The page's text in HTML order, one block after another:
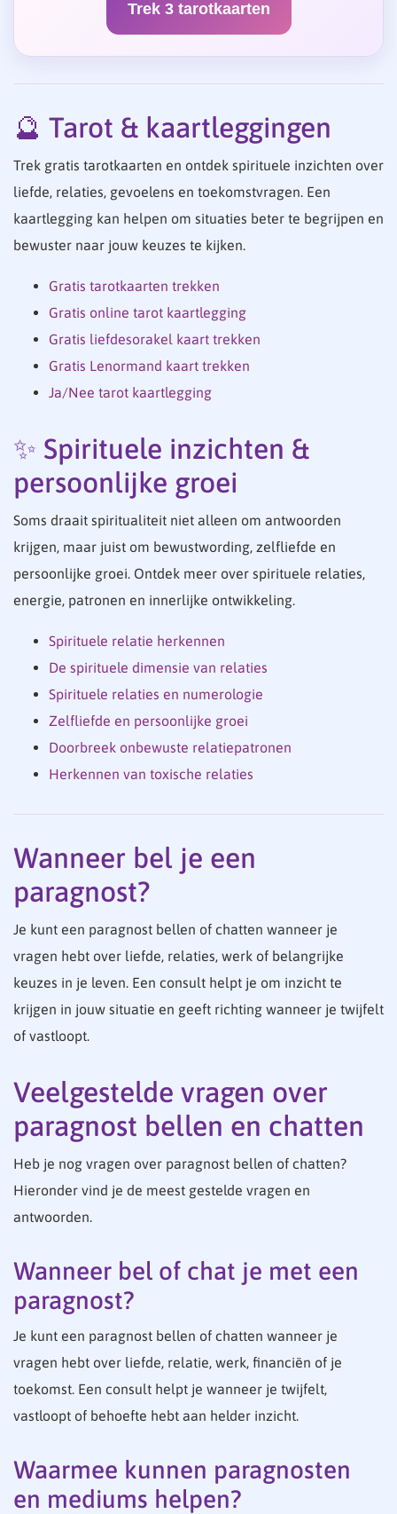
Trek 3 tarotkaarten
🔮 Tarot & kaartleggingen
Trek gratis tarotkaarten en ontdek spirituele inzichten over
liefde, relaties, gevoelens en toekomstvragen. Een
kaartlegging kan helpen om situaties beter te begrijpen en
bewuster naar jouw keuzes te kijken.
Gratis tarotkaarten trekken
Gratis online tarot kaartlegging
Gratis liefdesorakel kaart trekken
Gratis Lenormand kaart trekken
Ja/Nee tarot kaartlegging
✨ Spirituele inzichten &
persoonlijke groei
Soms draait spiritualiteit niet alleen om antwoorden
krijgen, maar juist om bewustwording, zelfliefde en
persoonlijke groei. Ontdek meer over spirituele relaties,
energie, patronen en innerlijke ontwikkeling.
Spirituele relatie herkennen
De spirituele dimensie van relaties
Spirituele relaties en numerologie
Zelfliefde en persoonlijke groei
Doorbreek onbewuste relatiepatronen
Herkennen van toxische relaties
Wanneer bel je een
paragnost?
Je kunt een paragnost bellen of chatten wanneer je
vragen hebt over liefde, relaties, werk of belangrijke
keuzes in je leven. Een consult helpt je om inzicht te
krijgen in jouw situatie en geeft richting wanneer je twijfelt
of vastloopt.
Veelgestelde vragen over
paragnost bellen en chatten
Heb je nog vragen over paragnost bellen of chatten?
Hieronder vind je de meest gestelde vragen en
antwoorden.
Wanneer bel of chat je met een
paragnost?
Je kunt een paragnost bellen of chatten wanneer je
vragen hebt over liefde, relatie, werk, financiën of je
toekomst. Een consult helpt je wanneer je twijfelt,
vastloopt of behoefte hebt aan helder inzicht.
Waarmee kunnen paragnosten
en mediums helpen?